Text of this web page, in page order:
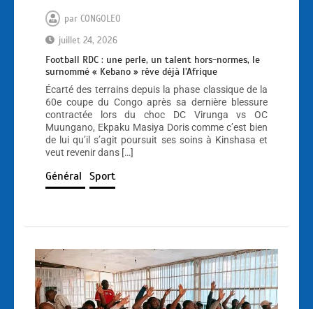
par CONGOLEO
juillet 24, 2026
Football RDC : une perle, un talent hors-normes, le
surnommé « Kebano » rêve déjà l’Afrique
Écarté des terrains depuis la phase classique de la
60e coupe du Congo après sa dernière blessure
contractée lors du choc DC Virunga vs OC
Muungano, Ekpaku Masiya Doris comme c’est bien
de lui qu’il s’agit poursuit ses soins à Kinshasa et
veut revenir dans […]
Général Sport